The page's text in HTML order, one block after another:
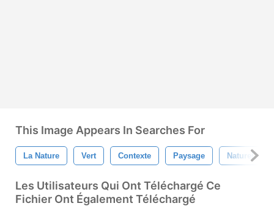
This Image Appears In Searches For
La Nature Vert Contexte Paysage Naturel
Les Utilisateurs Qui Ont Téléchargé Ce
Fichier Ont Également Téléchargé